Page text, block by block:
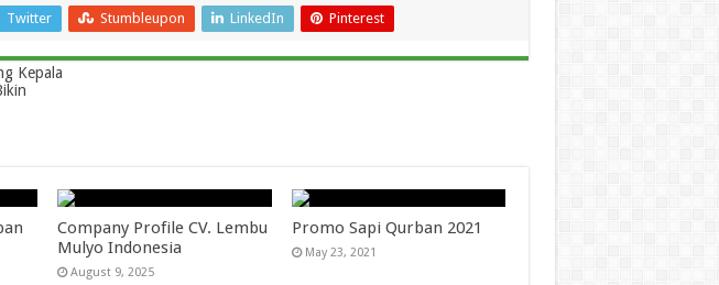
Twitter Stumbleupon LinkedIn Pinterest
Kepala
Company Profile CV. Lembu
Mulyo Indonesia
August 9, 2025
Promo Sapi Qurban 2021
May 23, 2021